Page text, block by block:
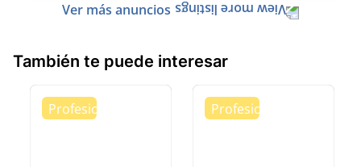
Ver más anuncios
También te puede interesar